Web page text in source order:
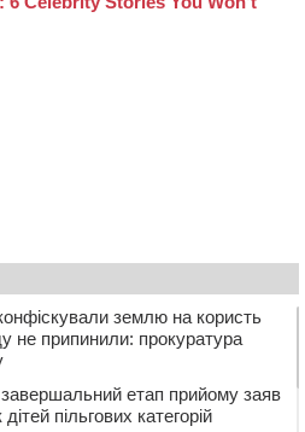
землю на користь
не припинили: прокуратура
етап прийому заяв
пільгових категорій